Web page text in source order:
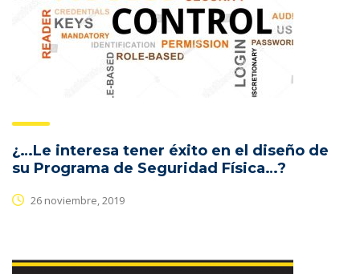
¿…Le interesa tener éxito en el diseño de
su Programa de Seguridad Física…?
26 noviembre, 2019